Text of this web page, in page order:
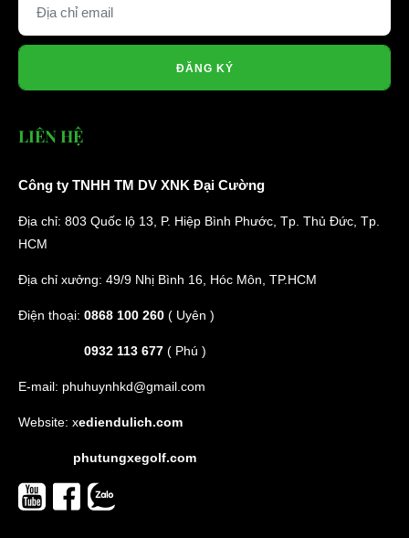
ĐĂNG KÝ
LIÊN HỆ
Công ty TNHH TM DV XNK Đại Cường
Địa chỉ: 803 Quốc lộ 13, P. Hiệp Bình Phước, Tp. Thủ Đức, Tp.
HCM
Địa chỉ xưởng: 49/9 Nhị Bình 16, Hóc Môn, TP.HCM
Điện thoại: 0868 100 260 ( Uyên )
0932 113 677 ( Phú )
E-mail: phuhuynhkd@gmail.com
Website: xediendulich.com
phutungxegolf.com